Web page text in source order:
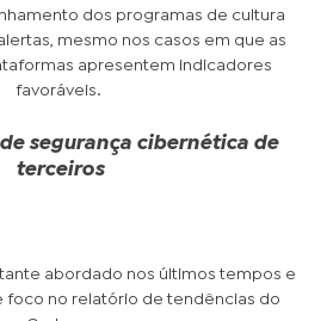
dos programas de cultura
mesmo nos casos em que as
apresentem indicadores
favoráveis.
segurança cibernética de
terceiros
abordado nos últimos tempos e
foco no relatório de tendências do